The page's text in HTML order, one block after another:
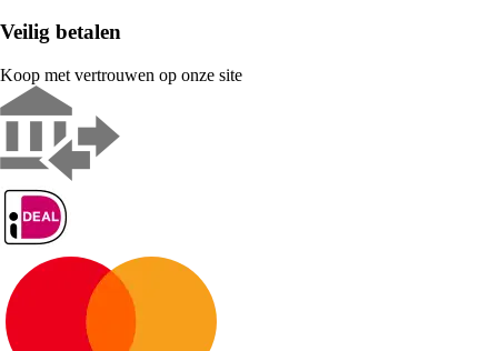
Veilig betalen
Koop met vertrouwen op onze site